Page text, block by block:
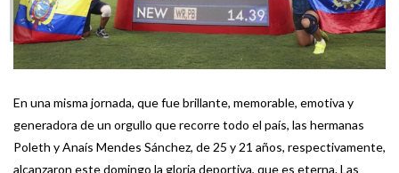
En una misma jornada, que fue brillante, memorable, emotiva y
generadora de un orgullo que recorre todo el país, las hermanas
Poleth y Anaís Mendes Sánchez, de 25 y 21 años, respectivamente,
alcanzaron este domingo la gloria deportiva, que es eterna. Las